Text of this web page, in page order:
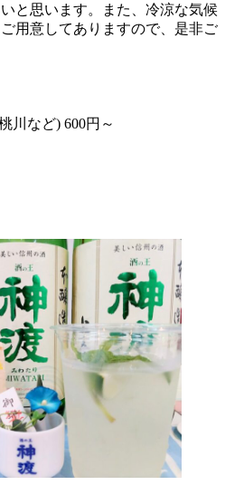
と思います。また、冷涼な気候
用意してありますので、是非ご
川など) 600円～